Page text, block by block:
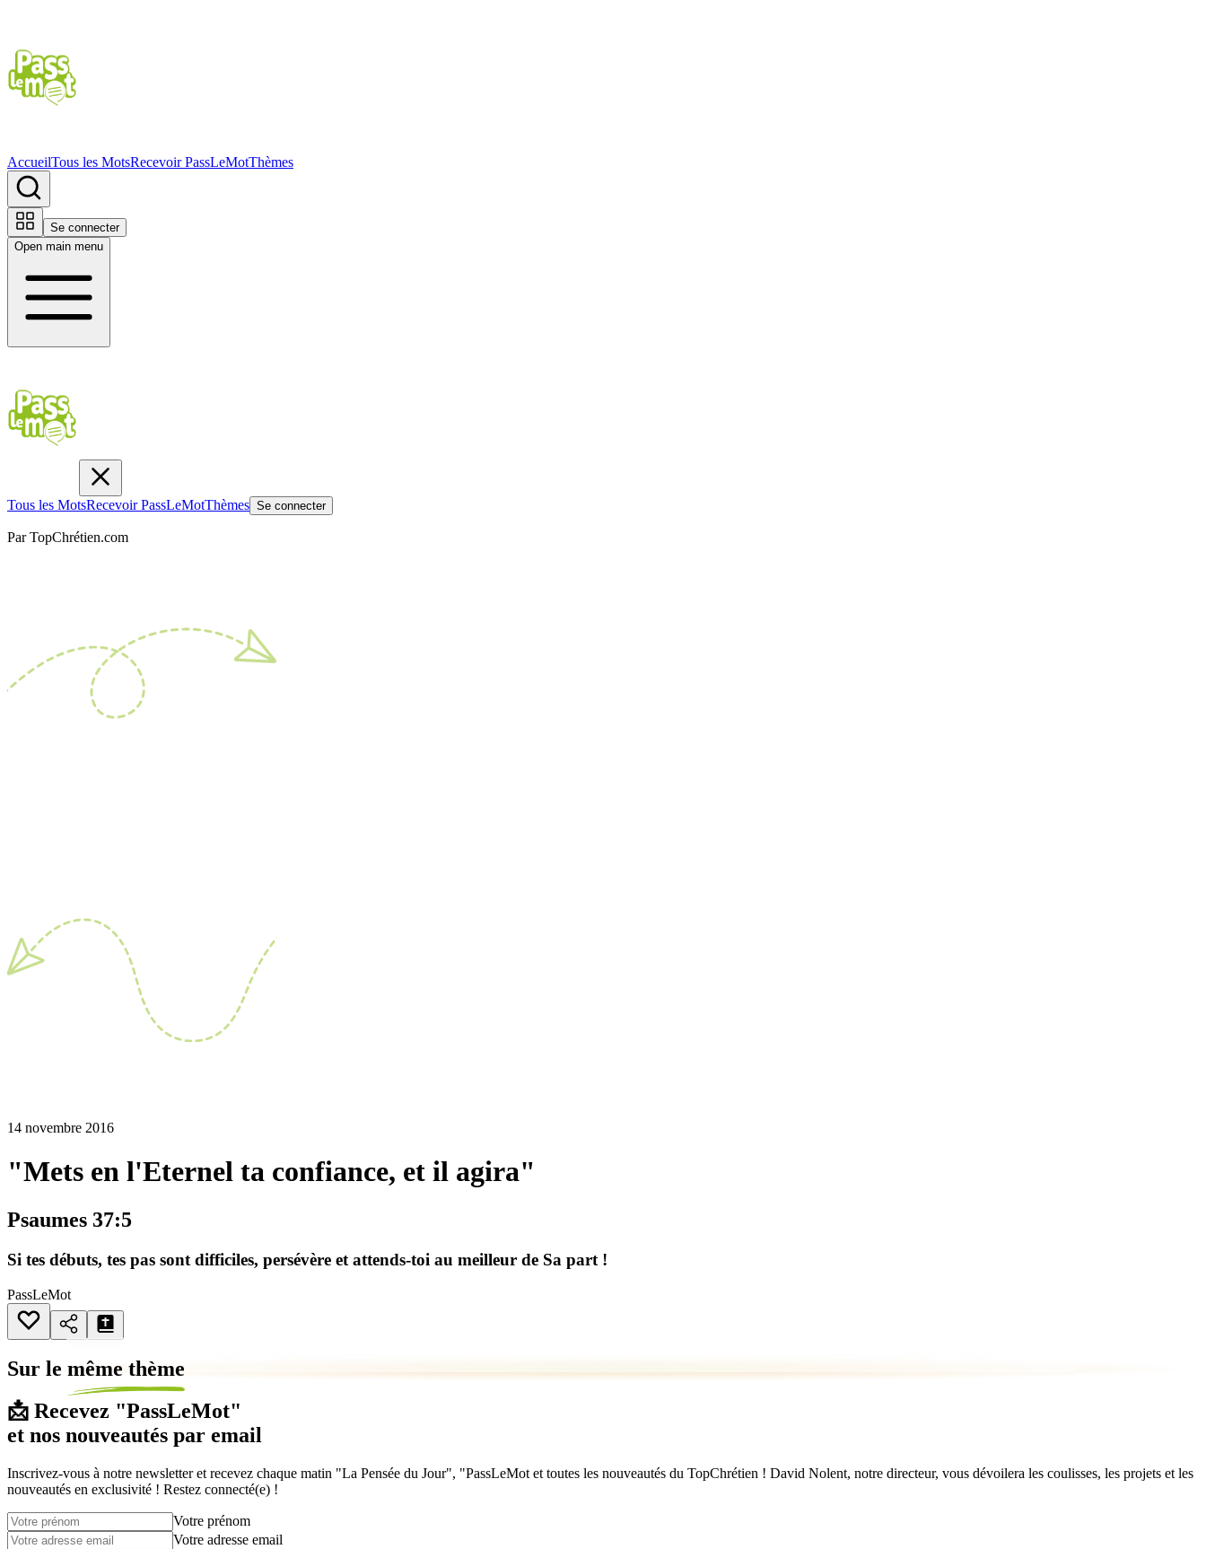
AccueilTous les MotsRecevoir PassLeMotThèmes
Se connecter
Open main menu
Tous les MotsRecevoir PassLeMotThèmes Se connecter
Par TopChrétien.com
14 novembre 2016
"Mets en l'Eternel ta confiance, et il agira"
Psaumes 37:5
Si tes débuts, tes pas sont difficiles, persévère et attends-toi au meilleur de Sa part !
PassLeMot
Sur le même thème
📩 Recevez "PassLeMot"
et nos nouveautés par email
Inscrivez-vous à notre newsletter et recevez chaque matin "La Pensée du Jour", "PassLeMot et toutes les nouveautés du TopChrétien ! David Nolent, notre directeur, vous dévoilera les coulisses, les projets et les
nouveautés en exclusivité ! Restez connecté(e) !
Votre prénom
Votre adresse email